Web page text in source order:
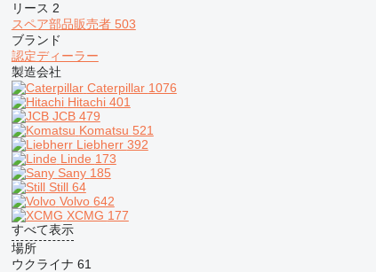
リース 2
スペア部品販売者 503
ブランド
認定ディーラー
製造会社
Caterpillar 1076
Hitachi 401
JCB 479
Komatsu 521
Liebherr 392
Linde 173
Sany 185
Still 64
Volvo 642
XCMG 177
すべて表示
場所
ウクライナ 61